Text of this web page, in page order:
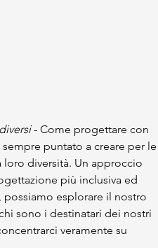
- Come progettare con
puntato a creare per le
diversità. Un approccio
più inclusiva ed
esplorare il nostro
sono i destinatari dei nostri
veramente su